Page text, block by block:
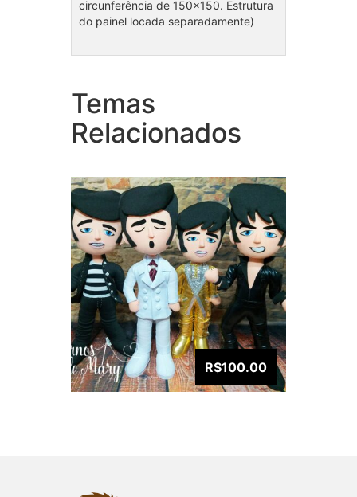
circunferência de 150×150. Estrutura
do painel locada separadamente)
Temas
Relacionados
Coleção Elvis
R$100.00